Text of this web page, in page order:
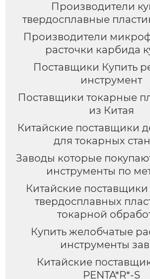
Производители
твердосплавные
Производители
расточки карбида
Поставщики Купить
инструмент
Поставщики токарные
из Китая
Китайские поставщики
для токарных
Заводы которые
инструменты по
Китайские
твердосплавных
токарной
Купить желобчатые
инструменты
Китайские
PENTA*R*-S